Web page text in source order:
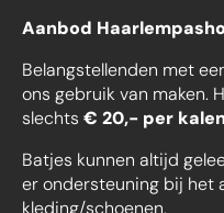
Aanbod
Belangstellenden met
ons gebruik van maken.
slechts € 20,- per
Batjes kunnen altijd
er ondersteuning bij het
kleding/schoenen.